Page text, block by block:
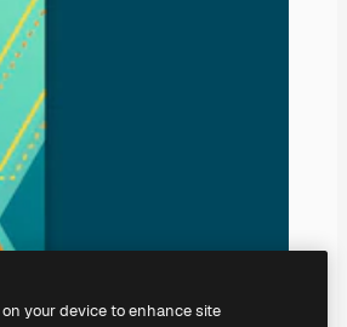
your device to enhance site